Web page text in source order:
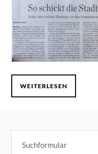
WEITERLESEN